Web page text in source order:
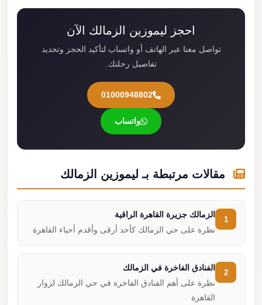
احجز ليموزين الزمالك الآن
تواصل معنا عبر الهاتف أو واتساب لتأكيد الحجز وتحديد
تفاصيل رحلتك.
01000948802
واتساب
مقالات مرتبطة بـ ليموزين الزمالك
الزمالك جزيرة القاهرة الراقية
نظرة على حي الزمالك كأحد أرقى وأقدم أحياء القاهرة
الفنادق الفاخرة في الزمالك
نظرة على أهم الفنادق الفاخرة في حي الزمالك لزوار
القاهرة